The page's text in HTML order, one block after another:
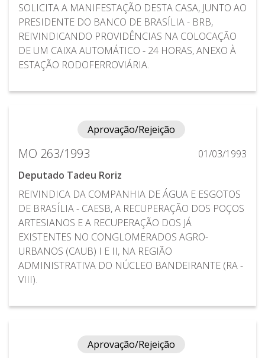
SOLICITA A MANIFESTAÇÃO DESTA CASA, JUNTO AO
PRESIDENTE DO BANCO DE BRASÍLIA - BRB,
REIVINDICANDO PROVIDÊNCIAS NA COLOCAÇÃO
DE UM CAIXA AUTOMÁTICO - 24 HORAS, ANEXO À
ESTAÇÃO RODOFERROVIÁRIA.
Aprovação/Rejeição
MO 263/1993
01/03/1993
Deputado Tadeu Roriz
REIVINDICA DA COMPANHIA DE ÁGUA E ESGOTOS
DE BRASÍLIA - CAESB, A RECUPERAÇÃO DOS POÇOS
ARTESIANOS E A RECUPERAÇÃO DOS JÁ
EXISTENTES NO CONGLOMERADOS AGRO-
URBANOS (CAUB) I E II, NA REGIÃO
ADMINISTRATIVA DO NÚCLEO BANDEIRANTE (RA -
VIII).
Aprovação/Rejeição